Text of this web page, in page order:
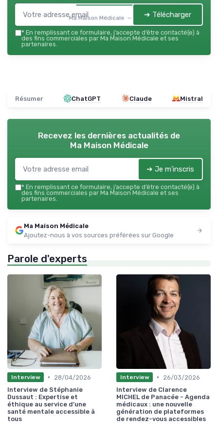
Ma Maison Médicale — 2026➔ Télécharger
* En remplissant ce formulaire, j’accepte d’être contacté(e) à
des fins commerciales par Ma Maison Médicale et ses
partenaires.
Résumer ChatGPT Claude Mistral
Recevez les dernières actualités de
Ma Maison Médicale
➔ Je m'inscris
* En remplissant ce formulaire, j’accepte d’être contacté(e) à
des fins commerciales par Ma Maison Médicale et ses
partenaires.
Ma Maison Médicale
Ajoutez-nous à vos sources préférées sur Google
Parole d'experts
Interview •
28/04/2026
Interview de Stéphanie
Dussaut : Expertise et
éthique au service d’une
santé mentale accessible à
tous
Interview •
26/03/2026
Interview de Clarence
MICHEL de Panacée - Agenda
médicaux : une nouvelle
génération de plateformes
de rendez-vous accessibles